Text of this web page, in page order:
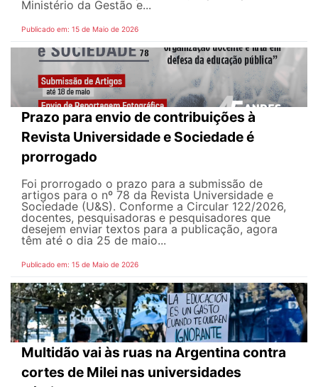
Ministério da Gestão e...
Publicado em: 15 de Maio de 2026
Prazo para envio de contribuições à
Revista Universidade e Sociedade é
prorrogado
Foi prorrogado o prazo para a submissão de
artigos para o nº 78 da Revista Universidade e
Sociedade (U&S). Conforme a Circular 122/2026,
docentes, pesquisadoras e pesquisadores que
desejem enviar textos para a publicação, agora
têm até o dia 25 de maio...
Publicado em: 15 de Maio de 2026
Multidão vai às ruas na Argentina contra
cortes de Milei nas universidades